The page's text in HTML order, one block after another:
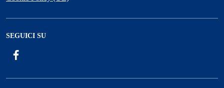
SEGUICI SU